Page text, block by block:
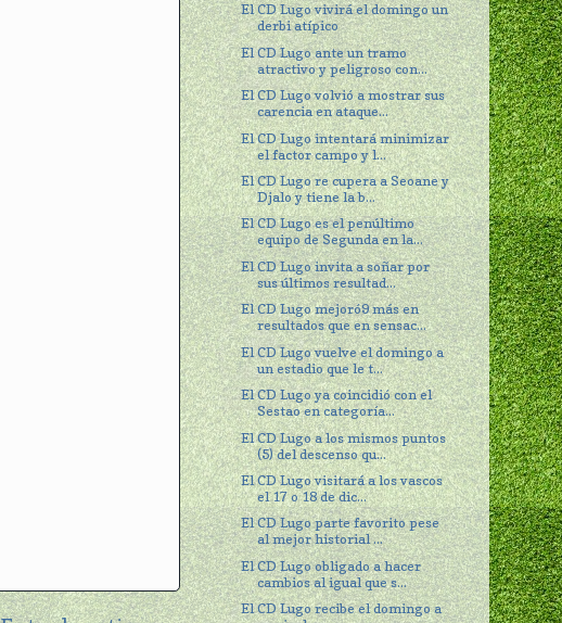
El CD Lugo vivirá el domingo un
derbi atípico
El CD Lugo ante un tramo
atractivo y peligroso con...
El CD Lugo volvió a mostrar sus
carencia en ataque...
El CD Lugo intentará minimizar
el factor campo y l...
El CD Lugo re cupera a Seoane y
Djalo y tiene la b...
El CD Lugo es el penúltimo
equipo de Segunda en la...
El CD Lugo invita a soñar por
sus últimos resultad...
El CD Lugo mejoró9 más en
resultados que en sensac...
El CD Lugo vuelve el domingo a
un estadio que le t...
El CD Lugo ya coincidió con el
Sestao en categoría...
El CD Lugo a los mismos puntos
(5) del descenso qu...
El CD Lugo visitará a los vascos
el 17 o 18 de dic...
El CD Lugo parte favorito pese
al mejor historial ...
El CD Lugo obligado a hacer
cambios al igual que s...
El CD Lugo recibe el domingo a